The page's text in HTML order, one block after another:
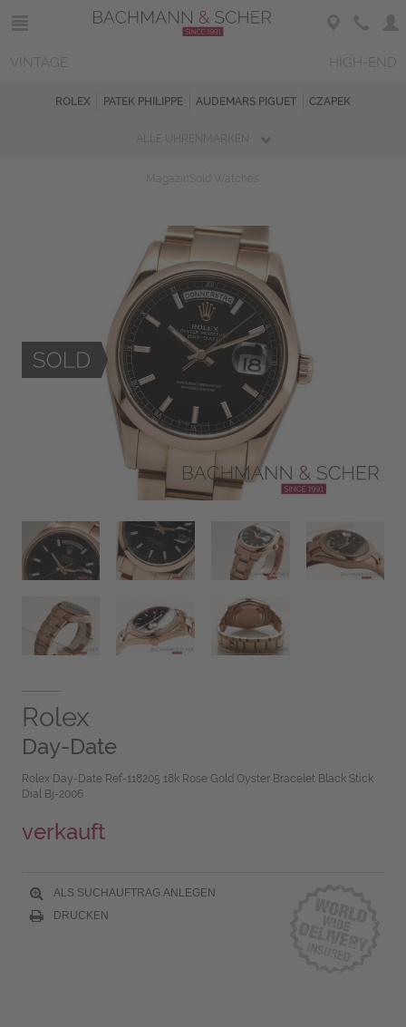
ROLEX PATEK PHILIPPE AUDEMARS PIGUET CZAPEK
Rolex
Day-Date
Rolex Day-Date Ref-118205 18k Rose Gold Oyster Bracelet Black Stick
Dial Bj-2006
verkauft
ALS SUCHAUFTRAG ANLEGEN
DRUCKEN